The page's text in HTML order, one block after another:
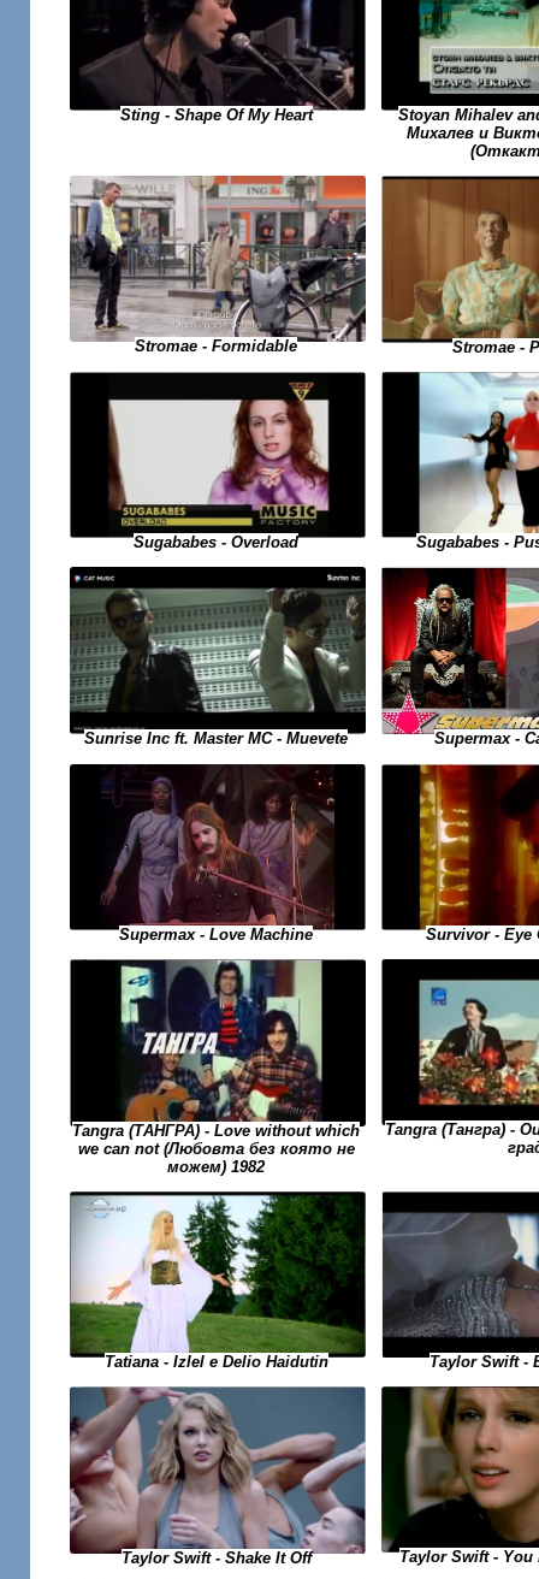
Sting - Shape Of My Heart
Stoyan Mihalev
Михалев и
Stromae - Formidable Stromae -
Sugababes - Overload Sugababes -
Sunrise Inc ft. Master MC - Muevete Supermax -
Supermax - Love Machine Survivor - Eye
Tangra (ТАНГРА) - Love without which
we can not (Любовта без която не
можем) 1982
Tangra (Тангра) -
Tatiana - Izlel e Delio Haidutin Taylor Swift -
Taylor Swift - Shake It Off Taylor Swift - You